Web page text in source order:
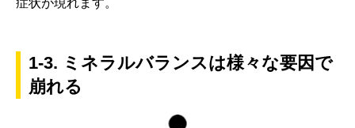
1-3. ミネラルバランスは様々な要因で
崩れる